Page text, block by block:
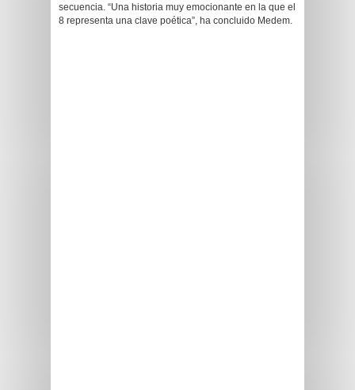
secuencia. “Una historia muy emocionante en la que el
8 representa una clave poética”, ha concluido Medem.